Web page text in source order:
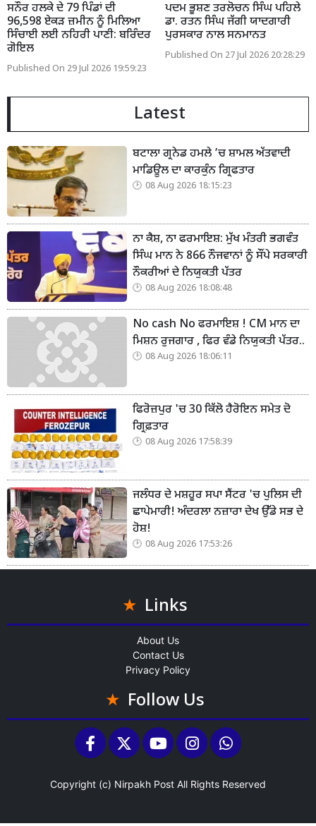
ਸਨੌਰ ਹਲਕੇ ਦੇ 79 ਪਿੰਡਾਂ ਦੀ
96,598 ਏਕੜ ਜ਼ਮੀਨ ਨੂੰ ਮਿਲਿਆ
ਸਿੰਚਾਈ ਲਈ ਨਹਿਰੀ ਪਾਣੀ: ਬਰਿੰਦਰ
ਗੋਇਲ
Published On 29 Jul 2026 19:59:23
ਪਦਮ ਭੂਸ਼ਣ ਤਰਲੋਚਨ ਸਿੰਘ ਪਹਿਲੇ
ਡਾ. ਰਤਨ ਸਿੰਘ ਜੱਗੀ ਯਾਦਗਾਰੀ
ਪੁਰਸਕਾਰ ਨਾਲ ਸਨਮਾਨਤ
Published On 27 Jul 2026 20:28:29
Latest
ਬਟਾਲਾ ਗ੍ਰਨੇਡ ਹਮਲੇ ’ਚ ਸ਼ਾਮਲ ਅੱਤਵਾਦੀ
ਮਾਡਿਊਲ ਦਾ ਕਾਰਕੁੰਨ ਗ੍ਰਿਫਤਾਰ
08 Aug 2026 18:15:23
ਨਾ ਕੈਸ਼, ਨਾ ਫਰਮਾਇਸ਼: ਮੁੱਖ ਮੰਤਰੀ ਭਗਵੰਤ
ਸਿੰਘ ਮਾਨ ਨੇ 866 ਨੌਜਵਾਨਾਂ ਨੂੰ ਸੌਂਪੇ ਸਰਕਾਰੀ
ਨੌਕਰੀਆਂ ਦੇ ਨਿਯੁਕਤੀ ਪੱਤਰ
08 Aug 2026 18:08:48
No cash No ਫਰਮਾਇਸ਼ ! CM ਮਾਨ ਦਾ
ਮਿਸ਼ਨ ਰੁਜਗਾਰ , ਫਿਰ ਵੰਡੇ ਨਿਯੁਕਤੀ ਪੱਤਰ..
08 Aug 2026 18:06:11
ਫਿਰੋਜ਼ਪੁਰ 'ਚ 30 ਕਿੱਲੋ ਹੈਰੋਇਨ ਸਮੇਤ ਦੋ
ਗ੍ਰਿਫ਼ਤਾਰ
08 Aug 2026 17:58:39
ਜਲੰਧਰ ਦੇ ਮਸ਼ਹੂਰ ਸਪਾ ਸੈਂਟਰ 'ਚ ਪੁਲਿਸ ਦੀ
ਛਾਪੇਮਾਰੀ! ਅੰਦਰਲਾ ਨਜ਼ਾਰਾ ਦੇਖ ਉੱਡੇ ਸਭ ਦੇ
ਹੋਸ਼!
08 Aug 2026 17:53:26
Links
About Us
Contact Us
Privacy Policy
Follow Us
Copyright (c) Nirpakh Post All Rights Reserved